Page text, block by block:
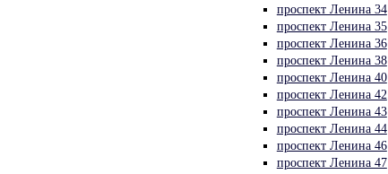
проспект Ленина 34
проспект Ленина 35
проспект Ленина 36
проспект Ленина 38
проспект Ленина 40
проспект Ленина 42
проспект Ленина 43
проспект Ленина 44
проспект Ленина 46
проспект Ленина 47